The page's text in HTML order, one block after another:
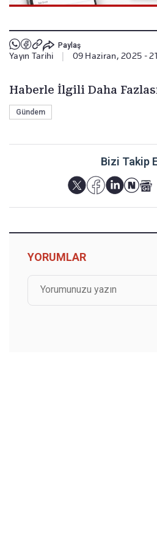
Paylaş
Yayın Tarihi 09 Haziran, 2025 -
Haberle İlgili Daha
Gündem
Bizi Takip
YORUMLAR